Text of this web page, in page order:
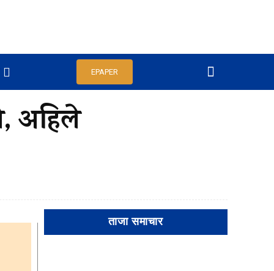
EPAPER
अहिले
ताजा समाचार